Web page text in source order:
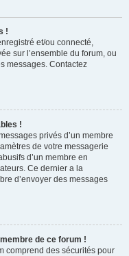
!
et/ou connecté,
sur l’ensemble du forum, ou
messages. Contactez
!
privés d’un membre
de votre messagerie
d’un membre en
Ce dernier a la
d’envoyer des messages
de ce forum !
comprend des sécurités pour